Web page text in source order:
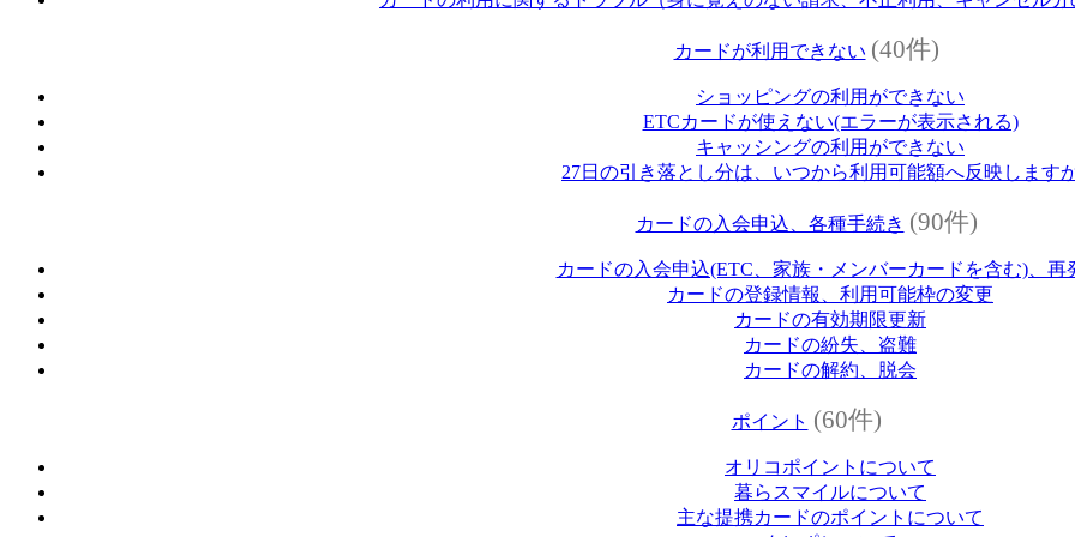
カードが利用できない (40件)
ショッピングの利用ができない
ETCカードが使えない(エラーが表示される)
キャッシングの利用ができない
27日の引き落とし分は、いつから利用可能額へ反映します
カードの入会申込、各種手続き (90件)
カードの入会申込(ETC、家族・メンバーカードを含む)、再
カードの登録情報、利用可能枠の変更
カードの有効期限更新
カードの紛失、盗難
カードの解約、脱会
ポイント (60件)
オリコポイントについて
暮らスマイルについて
主な提携カードのポイントについて